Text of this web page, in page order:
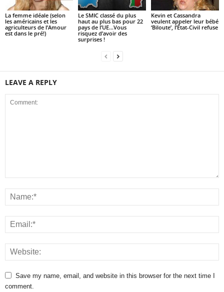
La femme idéale (selon
les américains et les
agriculteurs de l’Amour
est dans le pré!)
Le SMIC classé du plus
haut au plus bas pour 22
pays de l’UE…Vous
risquez d’avoir des
surprises !
Kevin et Cassandra
veulent appeler leur bébé
‘Biloute’, l’État-Civil refuse
LEAVE A REPLY
Save my name, email, and website in this browser for the next time I
comment.